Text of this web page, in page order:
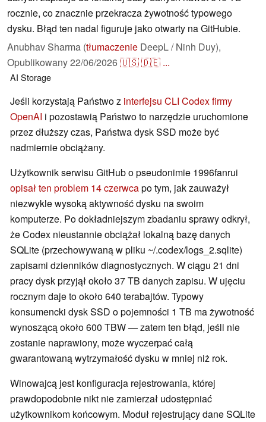
rocznie, co znacznie przekracza żywotność typowego
dysku. Błąd ten nadal figuruje jako otwarty na GitHubie.
Anubhav Sharma (tłumaczenie DeepL / Ninh Duy),
Opublikowany22/06/2026🇺🇸🇩🇪 ...
AI Storage
Jeśli korzystają Państwo z interfejsu CLI Codex firmy
OpenAI i pozostawią Państwo to narzędzie uruchomione
przez dłuższy czas, Państwa dysk SSD może być
nadmiernie obciążany.
Użytkownik serwisu GitHub o pseudonimie 1996fanrui
opisał ten problem 14 czerwcapo tym, jak zauważył
niezwykle wysoką aktywność dysku na swoim
komputerze. Po dokładniejszym zbadaniu sprawy odkrył,
że Codex nieustannie obciążał lokalną bazę danych
SQLite (przechowywaną w pliku ~/.codex/logs_2.sqlite)
zapisami dzienników diagnostycznych. W ciągu 21 dni
pracy dysk przyjął około 37 TB danych zapisu. W ujęciu
rocznym daje to około 640 terabajtów. Typowy
konsumencki dysk SSD o pojemności 1 TB ma żywotność
wynoszącą około 600 TBW — zatem ten błąd, jeśli nie
zostanie naprawiony, może wyczerpać całą
gwarantowaną wytrzymałość dysku w mniej niż rok.
Winowajcą jest konfiguracja rejestrowania, której
prawdopodobnie nikt nie zamierzał udostępniać
użytkownikom końcowym. Moduł rejestrujący dane SQLite